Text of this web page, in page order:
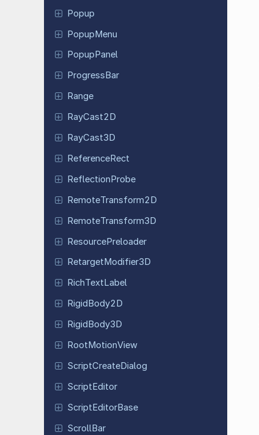
Popup
PopupMenu
Popup Panel
Progress Bar
Range
RayCast2D
RayCast3D
ReferenceRect
ReflectionProbe
RemoteTransform2D
RemoteTransform3D
ResourcePreloader
Retarget Modifier3D
RichText Label
RigidBody2D
RigidBody3D
RootMotionView
ScriptCreateDialog
ScriptEditor
ScriptEditorBase
ScrollBar